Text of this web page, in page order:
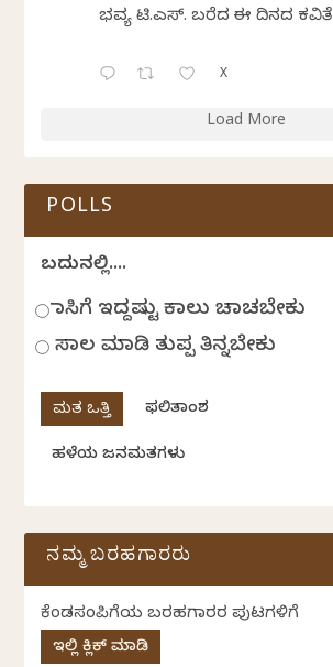
ಭವ್ಯ ಟಿ.ಎಸ್. ಬರೆದ ಈ ದಿನದ ಕವಿತೆ
X
Load More
POLLS
ಬದುಕಿನಲ್ಲಿ....
ಹಾಸಿಗೆ ಇದ್ದಷ್ಟು ಕಾಲು ಚಾಚಬೇಕು
ಸಾಲ ಮಾಡಿ ತುಪ್ಪ ತಿನ್ನಬೇಕು
ಫಲಿತಾಂಶ
ಹಳೆಯ ಜನಮತಗಳು
ನಮ್ಮ ಬರಹಗಾರರು
ಕೆಂಡಸಂಪಿಗೆಯ ಬರಹಗಾರರ ಪುಟಗಳಿಗೆ
ಇಲ್ಲಿ ಕ್ಲಿಕ್ ಮಾಡಿ